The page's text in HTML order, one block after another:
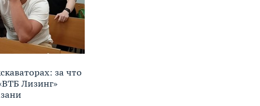
за что
Лизинг»